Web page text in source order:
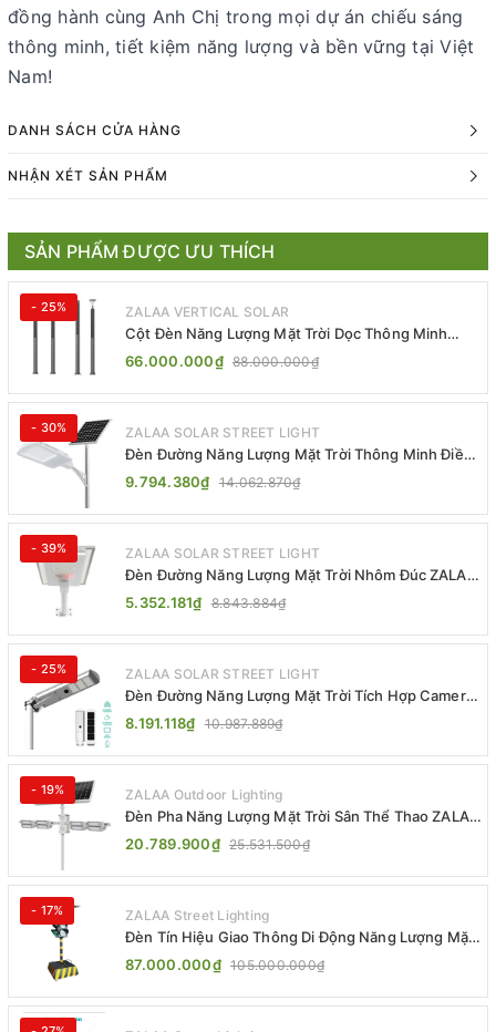
đồng hành cùng Anh Chị trong mọi dự án chiếu sáng
thông minh, tiết kiệm năng lượng và bền vững tại Việt
Nam!
DANH SÁCH CỬA HÀNG
NHẬN XÉT SẢN PHẨM
SẢN PHẨM ĐƯỢC ƯU THÍCH
- 25% ZALAA VERTICAL SOLAR
Cột Đèn Năng Lượng Mặt Trời Dọc Thông Minh
ZSR-YYDS-360 | ZALAA Jsc
66.000.000₫ 88.000.000₫
- 30% ZALAA SOLAR STREET LIGHT
Đèn Đường Năng Lượng Mặt Trời Thông Minh Điều
Khiển MPPT ZL-GMX01 ZALAA
9.794.380₫ 14.062.870₫
- 39% ZALAA SOLAR STREET LIGHT
Đèn Đường Năng Lượng Mặt Trời Nhôm Đúc ZALAA
ZL-BWH Cao Cấp IP65
5.352.181₫ 8.843.884₫
- 25% ZALAA SOLAR STREET LIGHT
Đèn Đường Năng Lượng Mặt Trời Tích Hợp Camera
ZALAA ZL-BJ04-CCTV (80W, IP65)
8.191.118₫ 10.987.889₫
- 19% ZALAA Outdoor Lighting
Đèn Pha Năng Lượng Mặt Trời Sân Thể Thao ZALAA
Jsc Chống Nước IP65 Cao Cấp
20.789.900₫ 25.531.500₫
- 17% ZALAA Street Lighting
Đèn Tín Hiệu Giao Thông Di Động Năng Lượng Mặt
Trời ZALAA ZL-300A-D
87.000.000₫ 105.000.000₫